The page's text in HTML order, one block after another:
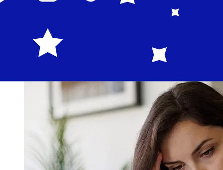
moment de la transaction. En général, les virements
bancaires internationaux prennent de 1 à 5 jours
bancaires et les contrôles de sécurité peuvent
également influencer la livraison. Vérifiez les délais de
Slovenska sporitelna, a.spour éviter les retards.